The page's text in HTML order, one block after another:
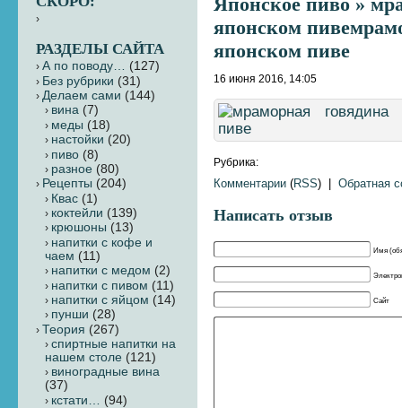
японском
японском пиве
16 июня 2016, 14:05
Рубрика:
Комментарии (RSS) |Обратная
Написать отзыв
Имя
Сайт
РАЗДЕЛЫ САЙТА
А по поводу… (127)
Без рубрики (31)
Делаем сами (144)
вина (7)
меды (18)
настойки (20)
пиво (8)
разное (80)
Рецепты (204)
Квас (1)
коктейли (139)
крюшоны (13)
напитки с кофе и
чаем (11)
напитки с медом (2)
напитки с пивом (11)
напитки с яйцом (14)
пунши (28)
Теория (267)
cпиртные напитки на
нашем столе (121)
виноградные вина
(37)
кстати…
(94)